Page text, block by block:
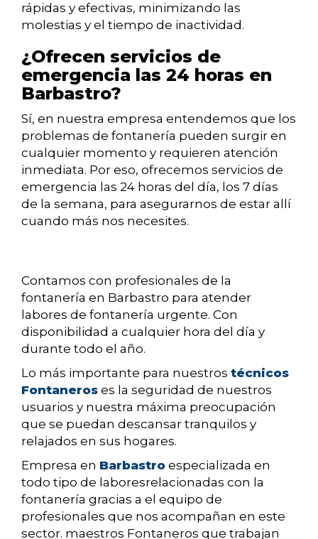
rápidas y efectivas, minimizando las
molestias y el tiempo de inactividad.
¿Ofrecen servicios de
emergencia las 24 horas en
Barbastro?
Sí, en nuestra empresa entendemos que los
problemas de fontanería pueden surgir en
cualquier momento y requieren atención
inmediata. Por eso, ofrecemos servicios de
emergencia las 24 horas del día, los 7 días
de la semana, para asegurarnos de estar allí
cuando más nos necesites.
Contamos con profesionales de la
fontanería en Barbastro para atender
labores de fontanería urgente. Con
disponibilidad a cualquier hora del día y
durante todo el año.
Lo más importante para nuestros técnicos
Fontaneros es la seguridad de nuestros
usuarios y nuestra máxima preocupación
que se puedan descansar tranquilos y
relajados en sus hogares.
Empresa en Barbastro especializada en
todo tipo de laboresrelacionadas con la
fontanería gracias a el equipo de
profesionales que nos acompañan en este
sector. maestros Fontaneros que trabajan